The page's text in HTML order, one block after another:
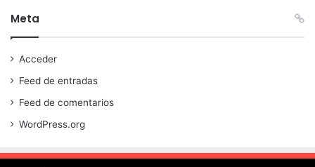
Meta
Acceder
Feed de entradas
Feed de comentarios
WordPress.org